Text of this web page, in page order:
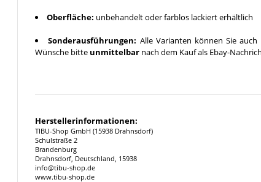
Oberfläche: unbehandelt oder farblos lackiert erhältlich
Sonderausführungen: Alle Varianten können Sie
Wünsche bitte unmittelbar nach dem Kauf als Ebay-
Herstellerinformationen:
TIBU-Shop GmbH (15938 Drahnsdorf)
Schulstraße 2
Brandenburg
Drahnsdorf, Deutschland, 15938
info@tibu-shop.de
www.tibu-shop.de